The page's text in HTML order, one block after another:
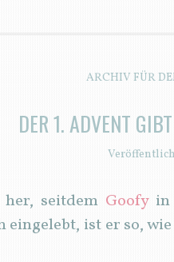
ARCHIV FÜR
DER 1. ADVENT
seitdem Goofy
eingelebt, ist er so,